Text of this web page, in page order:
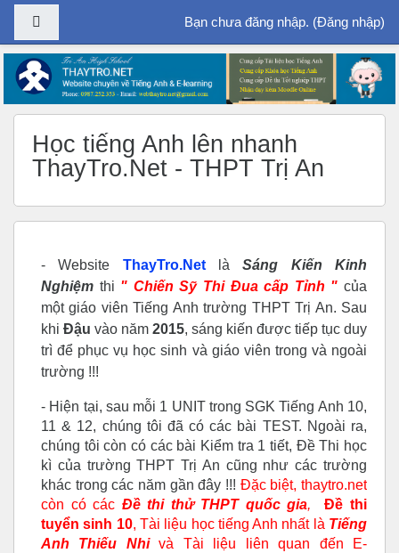
Chuyển tới nội dung chính
Bạn chưa đăng nhập. (Đăng nhập)
Học tiếng Anh lên nhanh
ThayTro.Net - THPT Trị An
- Website ThayTro.Net làSáng Kiến Kinh
Nghiệm thi " Chiến Sỹ Thi Đua cấp Tỉnh " của
một giáo viên Tiếng Anh trường THPT Trị An. Sau
khi Đậu vào năm 2015, sáng kiến được tiếp tục duy
trì để phục vụ học sinh và giáo viên trong và ngoài
trường !!!
- Hiện tại, sau mỗi 1 UNIT trong SGK Tiếng Anh 10,
11 & 12, chúng tôi đã có các bài TEST. Ngoài ra,
chúng tôi còn có các bài Kiểm tra 1 tiết, Đề Thi học
kì của trường THPT Trị An cũng như các trường
khác trong các năm gần đây !!! Đặc biệt, thaytro.net
còn có các Đề thi thử THPT quốc gia,
Đề thi
tuyển sinh 10, Tài liệu học tiếng Anh nhất là Tiếng
Anh Thiếu Nhivà Tài liệu liên quan đến E-